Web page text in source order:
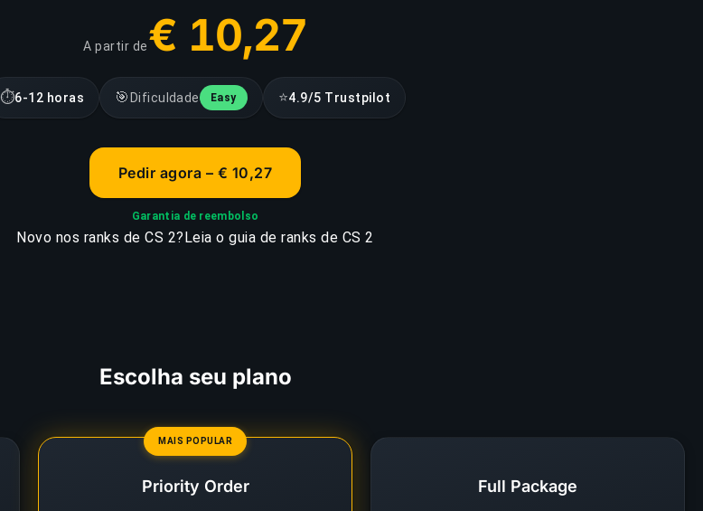
A partir de€ 10,27
⏱6-12 horas 🎯 Dificuldade Easy ⭐4.9/5 Trustpilot
Pedir agora – € 10,27
Garantia de reembolso
Novo nos ranks de CS 2?Leia o guia de ranks de CS 2
Escolha seu plano
MAIS POPULAR
Priority Order Full Package